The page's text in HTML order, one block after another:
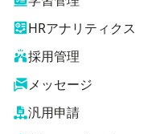
HRアナリティクス
採用管理
メッセージ
汎用申請